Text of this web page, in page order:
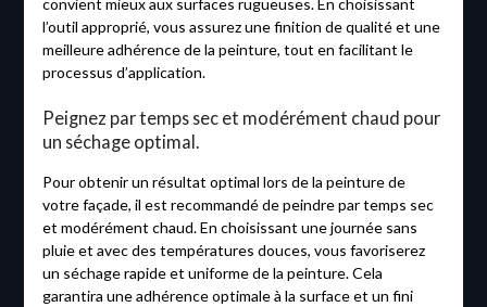
convient mieux aux surfaces rugueuses. En choisissant
l’outil approprié, vous assurez une finition de qualité et une
meilleure adhérence de la peinture, tout en facilitant le
processus d’application.
Peignez par temps sec et modérément chaud pour
un séchage optimal.
Pour obtenir un résultat optimal lors de la peinture de
votre façade, il est recommandé de peindre par temps sec
et modérément chaud. En choisissant une journée sans
pluie et avec des températures douces, vous favoriserez
un séchage rapide et uniforme de la peinture. Cela
garantira une adhérence optimale à la surface et un fini